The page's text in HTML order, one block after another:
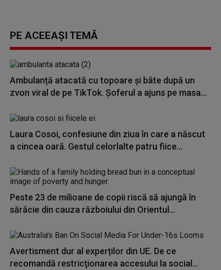
PE ACEEAȘI TEMĂ
Ambulanță atacată cu topoare și bâte după un
zvon viral de pe TikTok. Șoferul a ajuns pe masa...
Laura Cosoi, confesiune din ziua în care a născut
a cincea oară. Gestul celorlalte patru fiice...
Peste 23 de milioane de copii riscă să ajungă în
sărăcie din cauza războiului din Orientul...
Avertisment dur al experților din UE. De ce
recomandă restricţionarea accesului la social...